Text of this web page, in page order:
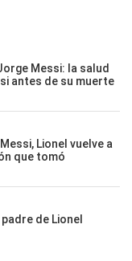
Messi: la salud
antes de su muerte
Lionel vuelve a
que tomó
de Lionel